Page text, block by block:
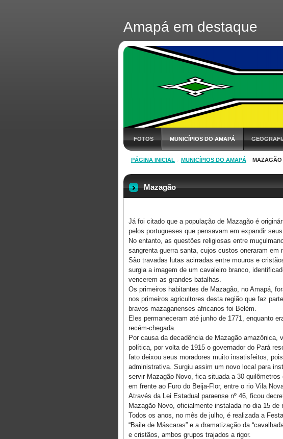
Amapá em destaque
FOTOS MUNICÍPIOS DO AMAPÁ
PÁGINA INICIAL MUNICÍPIOS DO AMAPÁ MAZAGÃO
Mazagão
Já foi citado que a população de Mazagão é
pelos portugueses que pensavam em expandir
No entanto, as questões religiosas entre
sangrenta guerra santa, cujos custos oneraram em
São travadas lutas acirradas entre mouros e
surgia a imagem de um cavaleiro branco,
vencerem as grandes batalhas.
Os primeiros habitantes de Mazagão, no Amapá,
nos primeiros agricultores desta região que faz
bravos mazaganenses africanos foi Belém.
Eles permaneceram até junho de 1771, enquanto
recém-chegada.
Por causa da decadência de Mazagão
política, por volta de 1915 o governador do Pará
fato deixou seus moradores muito insatisfeitos,
administrativa. Surgiu assim um novo local para
servir Mazagão Novo, fica situada a 30
em frente ao Furo do Beija-Flor, entre o rio Vila
Através da Lei Estadual paraense nº 46, ficou
Mazagão Novo, oficialmente instalada no dia 15 de
Todos os anos, no mês de julho, é realizada a
“Baile de Máscaras” e a dramatização da
e cristãos, ambos grupos trajados a rigor.